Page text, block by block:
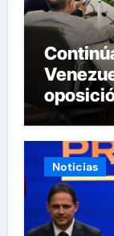
Noticias